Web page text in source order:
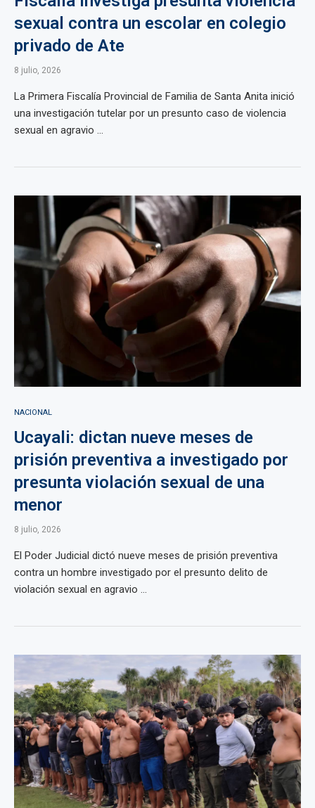
sexual contra un escolar en colegio
privado de Ate
8 julio, 2026
La Primera Fiscalía Provincial de Familia de Santa Anita inició
una investigación tutelar por un presunto caso de violencia
sexual en agravio ...
NACIONAL
Ucayali: dictan nueve meses de
prisión preventiva a investigado por
presunta violación sexual de una
menor
8 julio, 2026
El Poder Judicial dictó nueve meses de prisión preventiva
contra un hombre investigado por el presunto delito de
violación sexual en agravio ...